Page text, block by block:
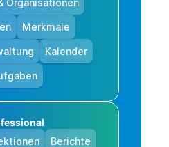
Organisationen
Merkmale
Kalender
Berichte